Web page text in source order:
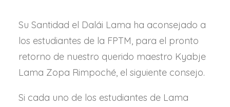
Su Santidad el Dalái Lama ha aconsejado a
los estudiantes de la FPTM, para el pronto
retorno de nuestro querido maestro Kyabje
Lama Zopa Rimpoché, el siguiente consejo.
Si cada uno de los estudiantes de Lama